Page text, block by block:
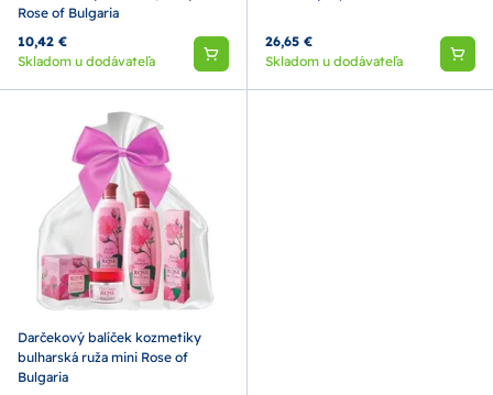
Rose of Bulgaria
10,42 €
Skladom u dodávateľa
26,65 €
Skladom u dodávateľa
Darčekový balíček kozmetiky
bulharská ruža mini Rose of
Bulgaria